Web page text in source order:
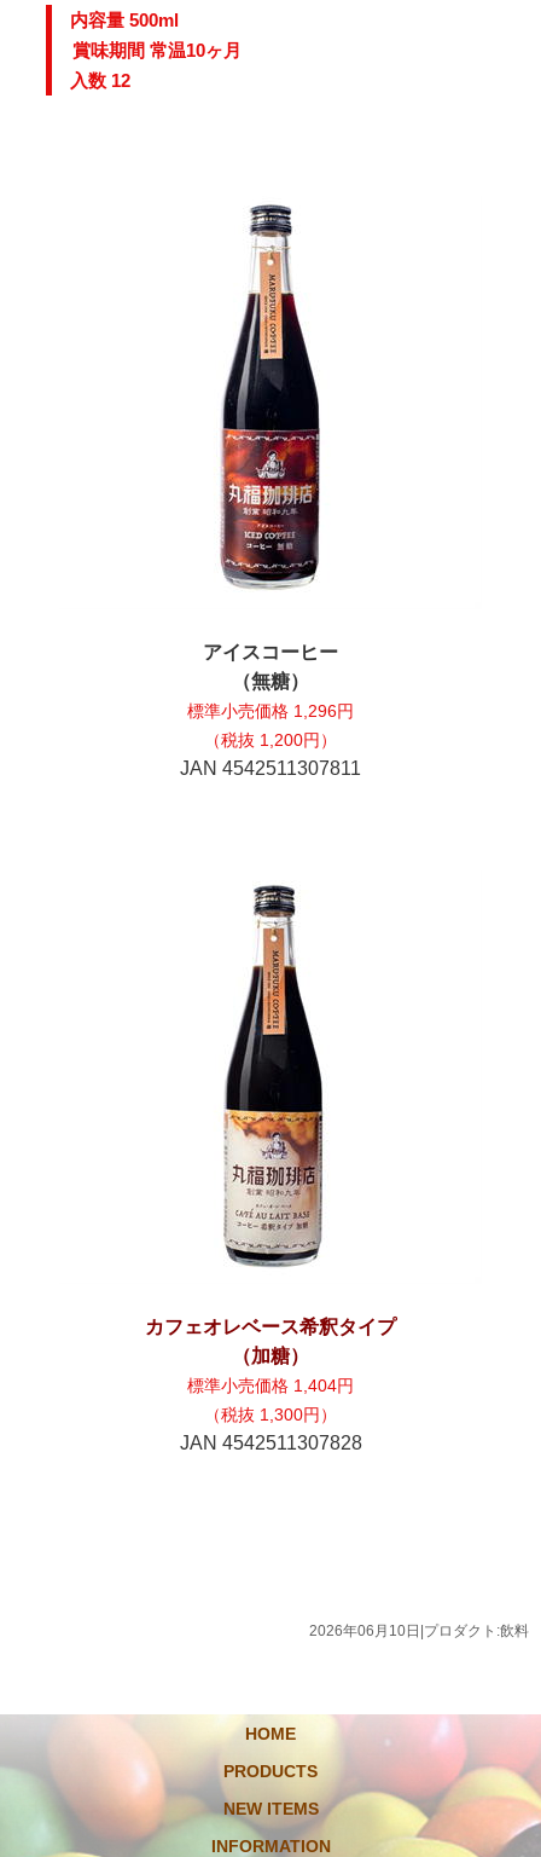
内容量 500ml
賞味期間 常温10ヶ月
入数 12
アイスコーヒー
（無糖）
標準小売価格 1,296円
（税抜 1,200円）
JAN 4542511307811
カフェオレベース希釈タイプ
（加糖）
標準小売価格 1,404円
（税抜 1,300円）
JAN 4542511307828
2026年06月10日 プロダクト:飲料
HOME
PRODUCTS
NEW ITEMS
INFORMATION